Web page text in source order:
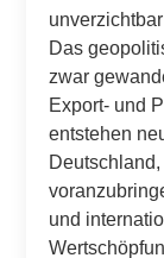
Das
zwar
Export- und
entstehen
und